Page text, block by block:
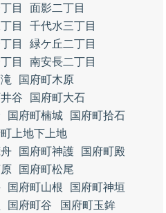
目
面影二丁目
目
千代水三丁目
目
緑ケ丘二丁目
目
南安長二丁目
国府町木原
谷
国府町大石
国府町楠城
国府町拾石
上地下上地
国府町神護
国府町殿
国府町松尾
国府町山根
国府町神垣
国府町谷
国府町玉鉾